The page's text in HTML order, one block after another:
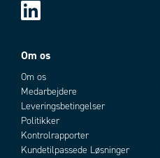
Om os
Om os
Medarbejdere
Leveringsbetingelser
Politikker
Kontrolrapporter
Kundetilpassede Løsninger